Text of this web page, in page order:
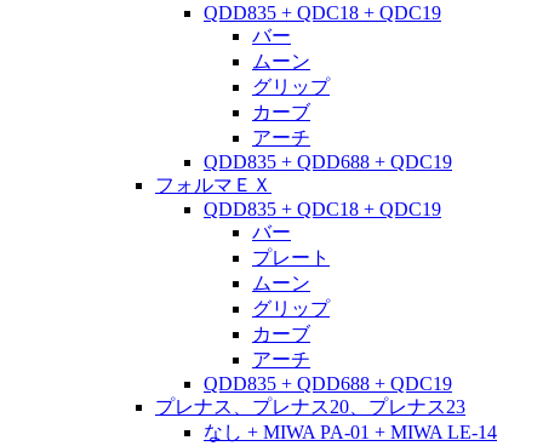
QDD835 + QDC18 + QDC19
バー
ムーン
グリップ
カーブ
アーチ
QDD835 + QDD688 + QDC19
フォルマＥＸ
QDD835 + QDC18 + QDC19
バー
プレート
ムーン
グリップ
カーブ
アーチ
QDD835 + QDD688 + QDC19
プレナス、プレナス20、プレナス23
なし + MIWA PA-01 + MIWA LE-14